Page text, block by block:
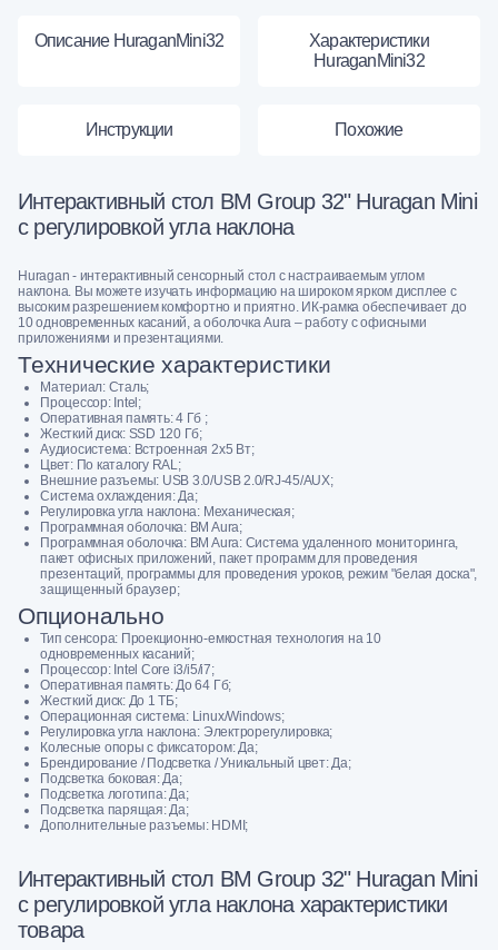
Описание HuraganMini32
Характеристики
HuraganMini32
Инструкции Похожие
Интерактивный стол BM Group 32" Huragan Mini
с регулировкой угла наклона
Huragan - интерактивный сенсорный стол с настраиваемым углом
наклона. Вы можете изучать информацию на широком ярком дисплее с
высоким разрешением комфортно и приятно. ИК-рамка обеспечивает до
10 одновременных касаний, а оболочка Aura – работу с офисными
приложениями и презентациями.
Технические характеристики
Материал: Сталь;
Процессор: Intel;
Оперативная память: 4 Гб ;
Жесткий диск: SSD 120 Гб;
Аудиосистема: Встроенная 2х5 Вт;
Цвет: По каталогу RAL;
Внешние разъемы: USB 3.0/USB 2.0/RJ-45/AUX;
Система охлаждения: Да;
Регулировка угла наклона: Механическая;
Программнaя oбoлочка: BM Aura;
Программная оболочка: BM Aura: Система удаленного мониторинга,
пакет офисных приложений, пакет программ для проведения
презентаций, программы для проведения уроков, режим "белая доска",
защищенный браузер;
Опционально
Тип сенсора: Проекционно-емкостная технология на 10
одновременных касаний;
Процессор: Intel Core i3/i5/i7;
Оперативная память: До 64 Гб;
Жесткий диск: До 1 ТБ;
Операционная система: Linux/Windows;
Регулировка угла наклона: Электрорегулировка;
Колесные опоры с фиксатором: Да;
Брендирование / Подсветка / Уникальный цвет: Да;
Подсветка боковая: Да;
Подсветка логотипа: Да;
Подсветка парящая: Да;
Дополнительные разъемы: HDMI;
Интерактивный стол BM Group 32" Huragan Mini
с регулировкой угла наклона характеристики
товара